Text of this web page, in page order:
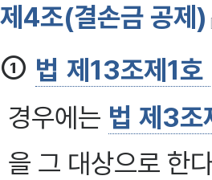
제4조(결손금 공제)
① 법 제13조제1호
경우에는 법 제3조
을 그 대상으로 한